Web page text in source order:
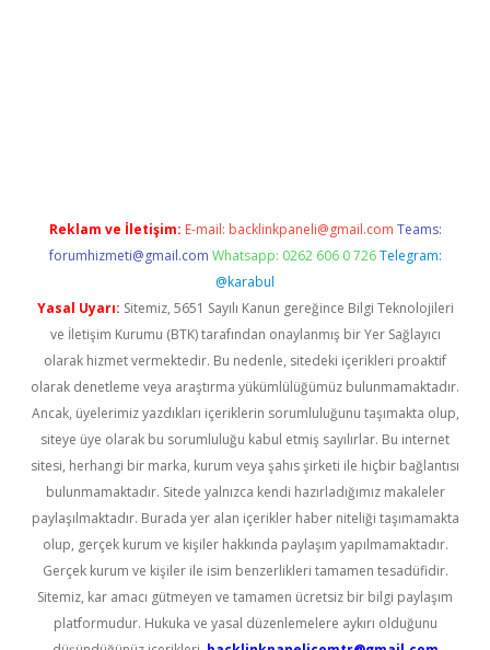
Reklam ve İletişim: E-mail: backlinkpaneli@gmail.com Teams:
forumhizmeti@gmail.com Whatsapp: 0262 606 0 726 Telegram:
@karabul
Yasal Uyarı: Sitemiz, 5651 Sayılı Kanun gereğince Bilgi Teknolojileri
ve İletişim Kurumu (BTK) tarafından onaylanmış bir Yer Sağlayıcı
olarak hizmet vermektedir. Bu nedenle, sitedeki içerikleri proaktif
olarak denetleme veya araştırma yükümlülüğümüz bulunmamaktadır.
Ancak, üyelerimiz yazdıkları içeriklerin sorumluluğunu taşımakta olup,
siteye üye olarak bu sorumluluğu kabul etmiş sayılırlar. Bu internet
sitesi, herhangi bir marka, kurum veya şahıs şirketi ile hiçbir bağlantısı
bulunmamaktadır. Sitede yalnızca kendi hazırladığımız makaleler
paylaşılmaktadır. Burada yer alan içerikler haber niteliği taşımamakta
olup, gerçek kurum ve kişiler hakkında paylaşım yapılmamaktadır.
Gerçek kurum ve kişiler ile isim benzerlikleri tamamen tesadüfidir.
Sitemiz, kar amacı gütmeyen ve tamamen ücretsiz bir bilgi paylaşım
platformudur. Hukuka ve yasal düzenlemelere aykırı olduğunu